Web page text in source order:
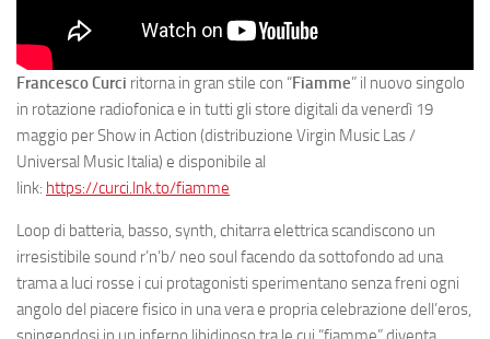
Francesco Curci ritorna in gran stile con “Fiamme” il nuovo singolo
in rotazione radiofonica e in tutti gli store digitali da venerdì 19
maggio per Show in Action (distribuzione Virgin Music Las /
Universal Music Italia) e disponibile al
link: https://curci.lnk.to/fiamme
Loop di batteria, basso, synth, chitarra elettrica scandiscono un
irresistibile sound r’n’b/ neo soul facendo da sottofondo ad una
trama a luci rosse i cui protagonisti sperimentano senza freni ogni
angolo del piacere fisico in una vera e propria celebrazione dell’eros,